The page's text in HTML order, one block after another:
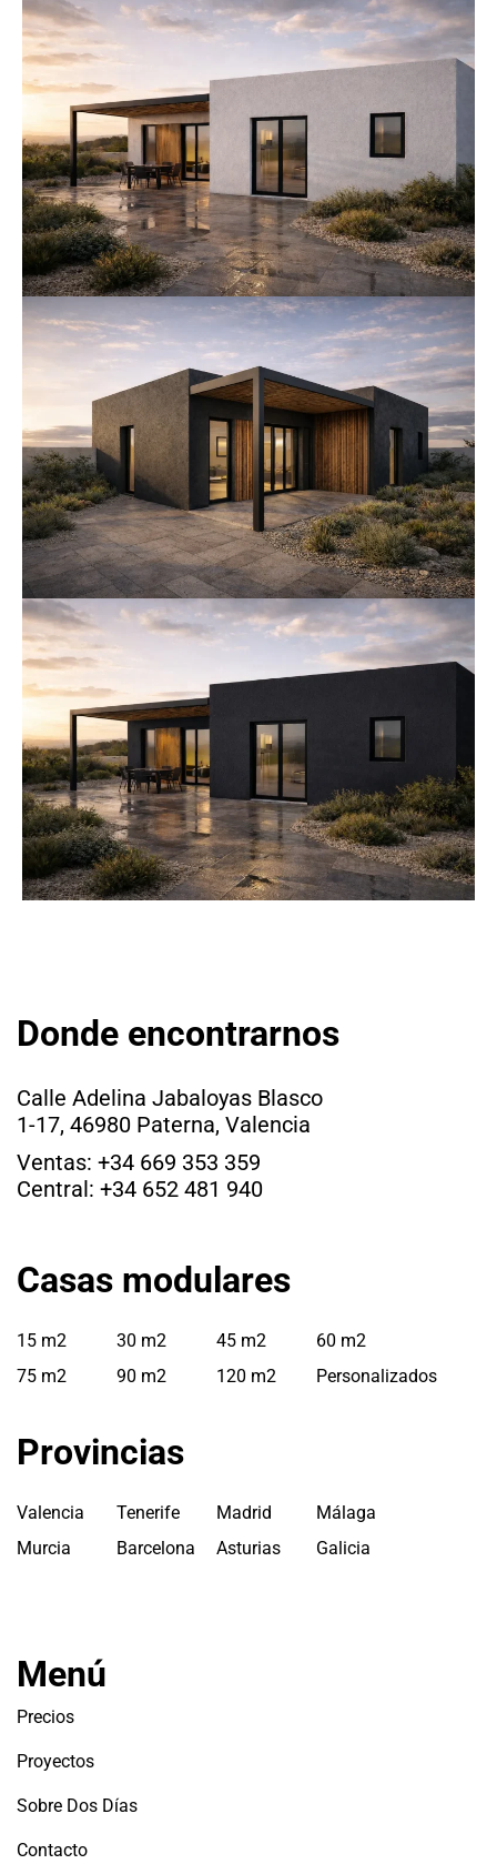
Donde encontrarnos
Calle Adelina Jabaloyas Blasco
1-17, 46980 Paterna, Valencia
Ventas: +34 669 353 359
Central: +34 652 481 940
Casas modulares
15 m2 30 m2 45 m2
60 m2
75 m2
90 m2 120 m2 Personalizados
Provincias
Valencia Tenerife Madrid
Málaga
Murcia
Barcelona Asturias Galicia
Menú
Precios
Proyectos
Sobre Dos Días
Contacto